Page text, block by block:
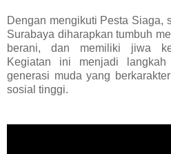
Dengan mengikuti Pesta Siaga,
Surabaya diharapkan tumbuh
berani, dan memiliki jiwa
Kegiatan ini menjadi
generasi muda yang
sosial tinggi.